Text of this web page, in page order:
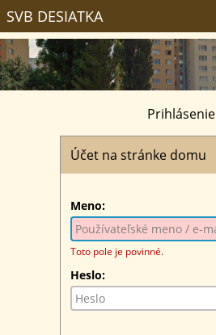
SVB DESIATKA
Prihlásenie
Účet na stránke domu
Meno:
Toto pole je povinné.
Heslo: